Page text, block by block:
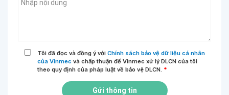
Tôi đã đọc và đồng ý với Chính sách bảo vệ dữ liệu cá nhân
của Vinmec và chấp thuận để Vinmec xử lý DLCN của tôi
theo quy định của pháp luật về bảo vệ DLCN. *
Gửi thông tin